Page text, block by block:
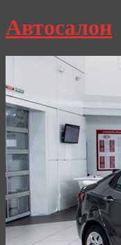
Автосалон